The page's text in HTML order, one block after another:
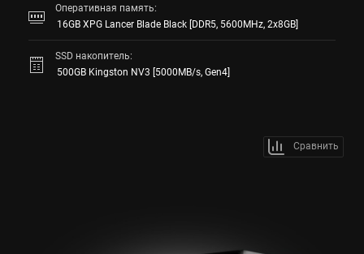
Оперативная память:
16GB XPG Lancer Blade Black [DDR5, 5600MHz, 2x8GB]
SSD накопитель:
500GB Kingston NV3 [5000MB/s, Gen4]
Сравнить